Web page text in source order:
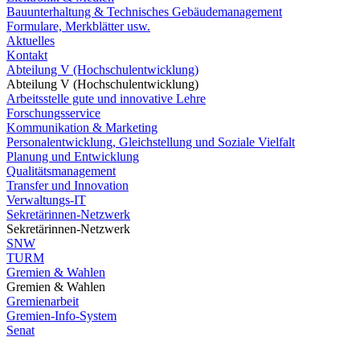
Bauunterhaltung & Technisches Gebäudemanagement
Formulare, Merkblätter usw.
Aktuelles
Kontakt
Abteilung V (Hochschulentwicklung)
Abteilung V (Hochschulentwicklung)
Arbeitsstelle gute und innovative Lehre
Forschungsservice
Kommunikation & Marketing
Personalentwicklung, Gleichstellung und Soziale Vielfalt
Planung und Entwicklung
Qualitätsmanagement
Transfer und Innovation
Verwaltungs-IT
Sekretärinnen-Netzwerk
Sekretärinnen-Netzwerk
SNW
TURM
Gremien & Wahlen
Gremien & Wahlen
Gremienarbeit
Gremien-Info-System
Senat